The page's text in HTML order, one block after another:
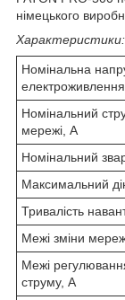
німецького
Характеристики:
Номінальна
Номінальний
мережі, А
Номінальний
Максимальний
Тривалість
Межі зміни
Межі
струму, А